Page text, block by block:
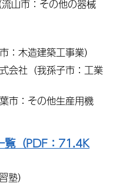
山市：その他の器械
：木造建築工事業）
会社（我孫子市：工業
市：その他生産用機
覧（PDF：71.4K
）